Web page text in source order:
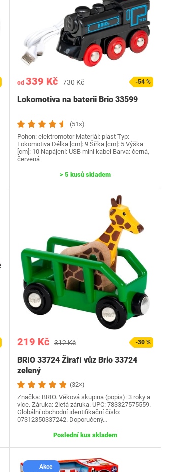
od 339 Kč 730 Kč -54 %
Lokomotiva na baterii Brio 33599
(51×)
Pohon: elektromotor Materiál: plast Typ:
Lokomotiva Délka [cm]: 9 Šířka [cm]: 5 Výška
[cm]: 10 Napájení: USB mini kabel Barva: černá,
červená
> 5 kusů skladem
219 Kč 312 Kč -30 %
BRIO 33724 Žirafí vůz Brio 33724
zelený
(32×)
Značka: BRIO. Věková skupina (popis): 3 roky a
více. Záruka: 2letá záruka. UPC: 783327575559.
Globální obchodní identifikační číslo:
07312350337242. Doporučený…
Poslední kus skladem
Akce